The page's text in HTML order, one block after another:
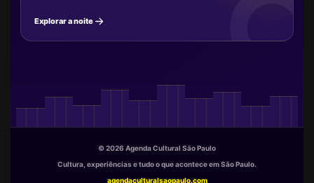
Explorar a noite
© 2026 Agenda Cultural São Paulo
Cultura, experiências e tudo o que acontece em São Paulo.
agendaculturalsaopaulo.com